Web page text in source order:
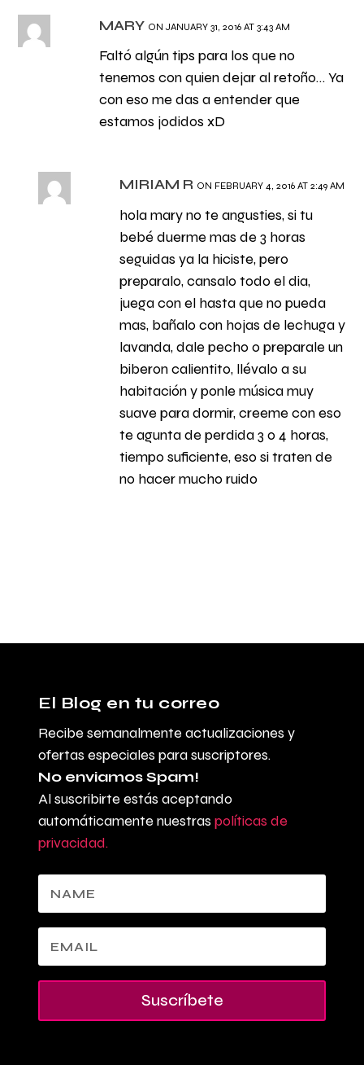
MARY ON JANUARY 31, 2016 AT 3:43 AM
Faltó algún tips para los que no
tenemos con quien dejar al retoño… Ya
con eso me das a entender que
estamos jodidos xD
MIRIAM R ON FEBRUARY 4, 2016 AT 2:49 AM
hola mary no te angusties, si tu
bebé duerme mas de 3 horas
seguidas ya la hiciste, pero
preparalo, cansalo todo el dia,
juega con el hasta que no pueda
mas, bañalo con hojas de lechuga y
lavanda, dale pecho o preparale un
biberon calientito, llévalo a su
habitación y ponle música muy
suave para dormir, creeme con eso
te agunta de perdida 3 o 4 horas,
tiempo suficiente, eso si traten de
no hacer mucho ruido
El Blog en tu correo
Recibe semanalmente actualizaciones y
ofertas especiales para suscriptores.
No enviamos Spam!
Al suscribirte estás aceptando
automáticamente nuestraspolíticas de
privacidad.
Suscríbete